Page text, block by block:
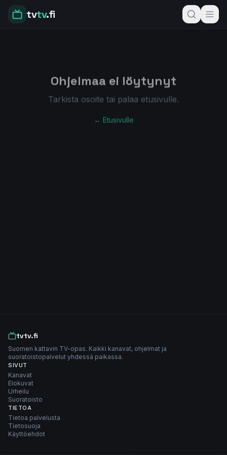
tvtv.fi
Ohjelmaa ei löytynyt
Tarkista osoite tai palaa etusivulle.
← Etusivulle
tvtv.fi
Suomen kattavin TV-opas. Kaikki kanavat, ohjelmat ja
suoratoistopalvelut yhdessä paikassa.
SIVUT
Kanavat
Elokuvat
Urheilu
Suoratoisto
TIETOA
Tietoa palvelusta
Tietosuoja
Käyttöehdot